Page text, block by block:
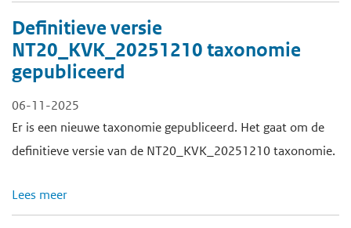
Definitieve versie
NT20_KVK_20251210 taxonomie
gepubliceerd
06-11-2025
Er is een nieuwe taxonomie gepubliceerd. Het gaat om de
definitieve versie van de NT20_KVK_20251210 taxonomie.
Lees meer